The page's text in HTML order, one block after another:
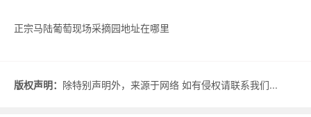
正宗马陆葡萄现场采摘园地址在哪里
版权声明： 除特别声明外，来源于网络 如有侵权请联系我们...